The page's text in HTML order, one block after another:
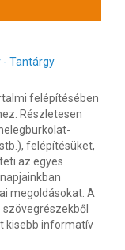
- Tantárgy
felépítésében
Részletesen
felépítésüket,
az egyes
megoldásokat. A
kisebb informatív